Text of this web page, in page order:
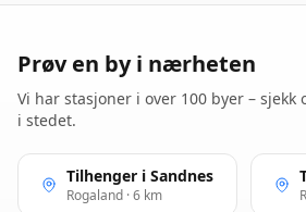
Prøv en by i nærheten
Vi har stasjoner i over 100 byer –
i stedet.
Tilhenger i Sandnes
Rogaland · 6 km